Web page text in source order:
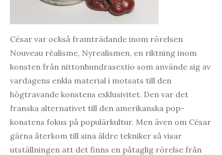
César var också framträdande inom rörelsen
Nouveau réalisme, Nyrealismen, en riktning inom
konsten från nittonhundrasextio som använde sig av
vardagens enkla material i motsats till den
högtravande konstens exklusivitet. Den var det
franska alternativet till den amerikanska pop-
konstens fokus på populärkultur. Men även om César
gärna återkom till sina äldre tekniker så visar
utställningen att det finns en påtaglig rörelse från